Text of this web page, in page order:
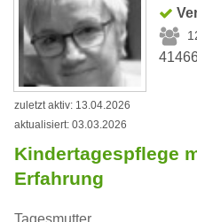
zuletzt aktiv: 13.04.2026
aktualisiert: 03.03.2026
Kindertagespflege
Erfahrung
Tagesmutter